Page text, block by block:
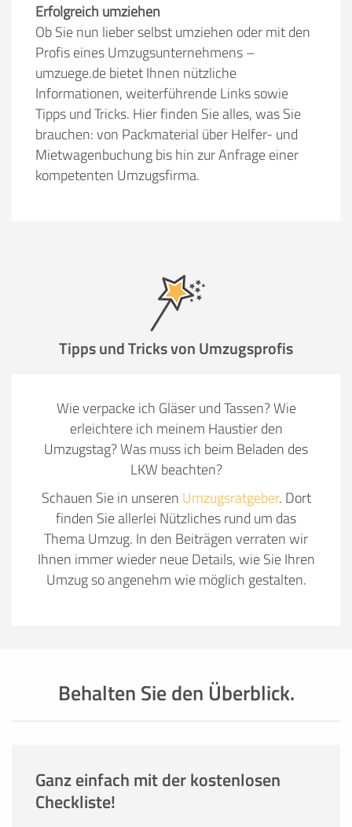
Erfolgreich umziehen
Ob Sie nun lieber selbst umziehen oder mit den
Profis eines Umzugsunternehmens –
umzuege.de bietet Ihnen nützliche
Informationen, weiterführende Links sowie
Tipps und Tricks. Hier finden Sie alles, was Sie
brauchen: von Packmaterial über Helfer- und
Mietwagenbuchung bis hin zur Anfrage einer
kompetenten Umzugsfirma.
Tipps und Tricks von Umzugsprofis
Wie verpacke ich Gläser und Tassen? Wie
erleichtere ich meinem Haustier den
Umzugstag? Was muss ich beim Beladen des
LKW beachten?
Schauen Sie in unseren Umzugsratgeber. Dort
finden Sie allerlei Nützliches rund um das
Thema Umzug. In den Beiträgen verraten wir
Ihnen immer wieder neue Details, wie Sie Ihren
Umzug so angenehm wie möglich gestalten.
Behalten Sie den Überblick.
Ganz einfach mit der kostenlosen
Checkliste!